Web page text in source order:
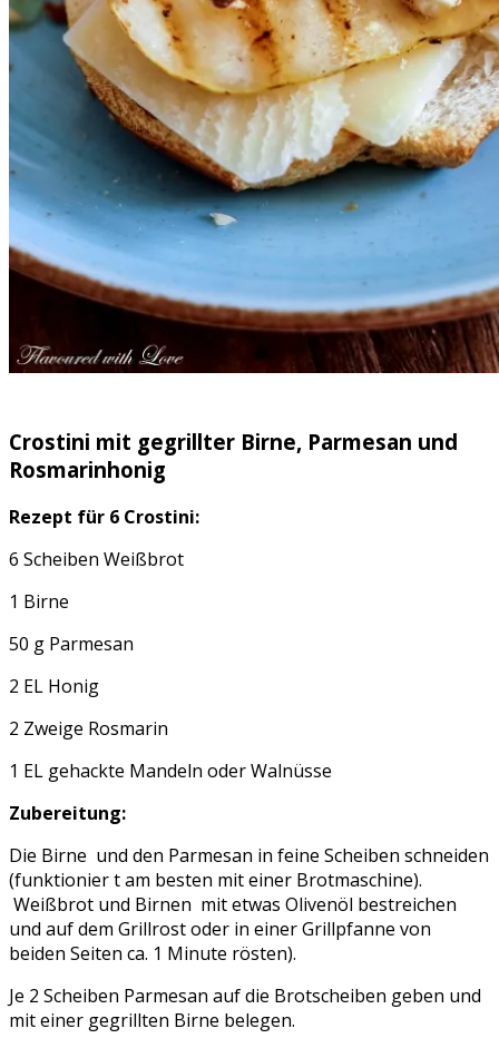
Crostini mit gegrillter Birne, Parmesan und
Rosmarinhonig
Rezept für 6 Crostini:
6 Scheiben Weißbrot
1 Birne
50 g Parmesan
2 EL Honig
2 Zweige Rosmarin
1 EL gehackte Mandeln oder Walnüsse
Zubereitung:
Die Birne und den Parmesan in feine Scheiben schneiden
(funktionier t am besten mit einer Brotmaschine).
Weißbrot und Birnen mit etwas Olivenöl bestreichen
und auf dem Grillrost oder in einer Grillpfanne von
beiden Seiten ca. 1 Minute rösten).
Je 2 Scheiben Parmesan auf die Brotscheiben geben und
mit einer gegrillten Birne belegen.